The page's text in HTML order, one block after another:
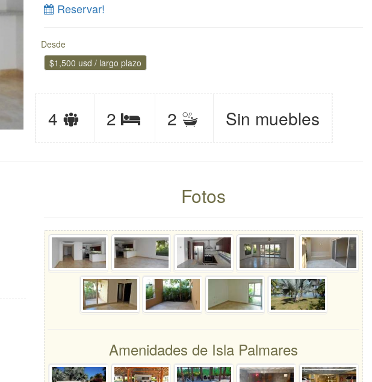
Reservar!
Desde
$1,500 usd / largo plazo
4
Límite
2 Recámaras
2 Baños
Sin muebles
Fotos
Amenidades de Isla Palmares